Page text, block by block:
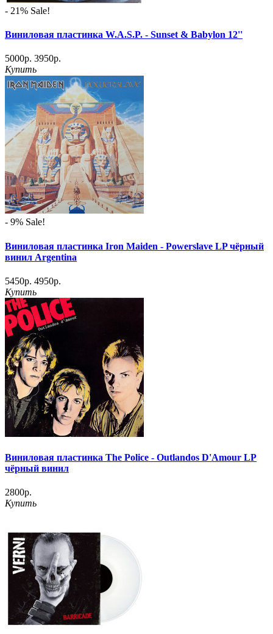
- 21% Sale!
Виниловая пластинка W.A.S.P. ‎- Sunset & Babylon 12''
5000р. 3950р.
Купить
- 9% Sale!
Виниловая пластинка Iron Maiden - Powerslave LP чёрный
винил Argentina
5450р. 4950р.
Купить
Виниловая пластинка The Police - Outlandos D'Amour LP
чёрный винил
2800р.
Купить